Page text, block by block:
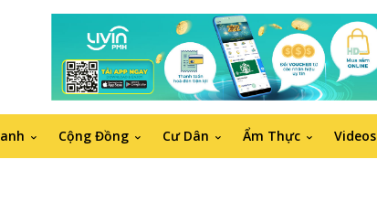
Cộng Đồng Cư Dân Ẩm Thực Videos